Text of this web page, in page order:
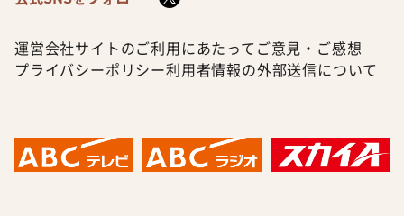
運営会社サイトのご利用にあたって ご意見・ご感想
プライバシーポリシー利用者情報の外部送信について